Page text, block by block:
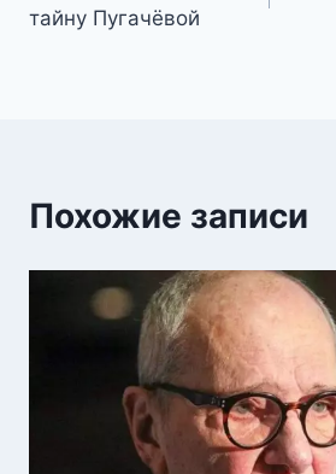
тайну Пугачёвой
Похожие записи